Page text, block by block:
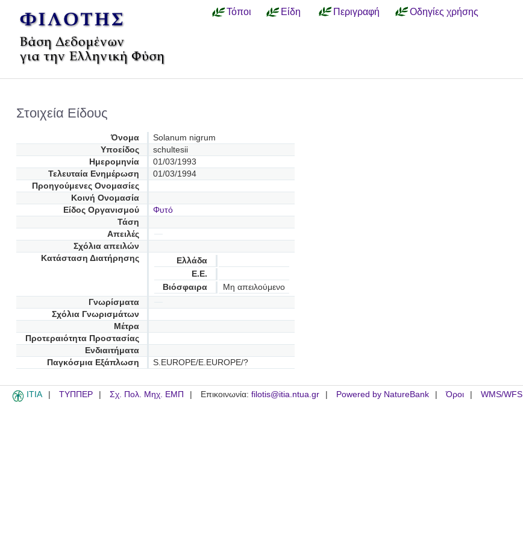
Τόποι Είδη Περιγραφή Οδηγίες χρήσης
Στοιχεία Είδους
Όνομα
Solanum nigrum
Υποείδος
schultesii
Ημερομηνία
01/03/1993
Τελευταία Ενημέρωση
01/03/1994
Προηγούμενες Oνομασίες
Κοινή Ονομασία
Είδος Οργανισμού
Φυτό
Τάση
Απειλές
Σχόλια απειλών
Κατάσταση Διατήρησης
Ελλάδα
Ε.Ε.
Βιόσφαιρα
Μη απειλούμενο
Γνωρίσματα
Σχόλια Γνωρισμάτων
Μέτρα
Προτεραιότητα Προστασίας
Ενδιαιτήματα
Παγκόσμια Εξάπλωση
S.EUROPE/E.EUROPE/?
ITIA ΤΥΠΠΕΡ Σχ. Πολ. Μηχ. ΕΜΠ Επικοινωνία: filotis@itia.ntua.gr Powered by NatureBank Όροι WMS/WFS